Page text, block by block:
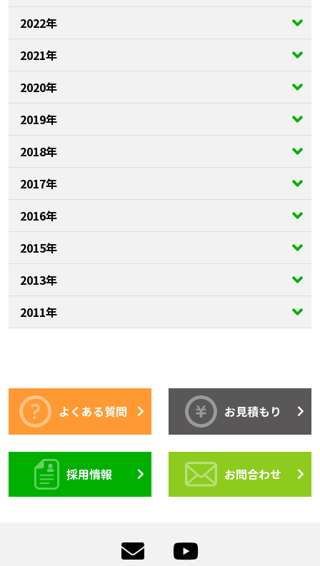
2022年
2021年
2020年
2019年
2018年
2017年
2016年
2015年
2013年
2011年
よくある質問 お見積もり
採用情報 お問合わせ